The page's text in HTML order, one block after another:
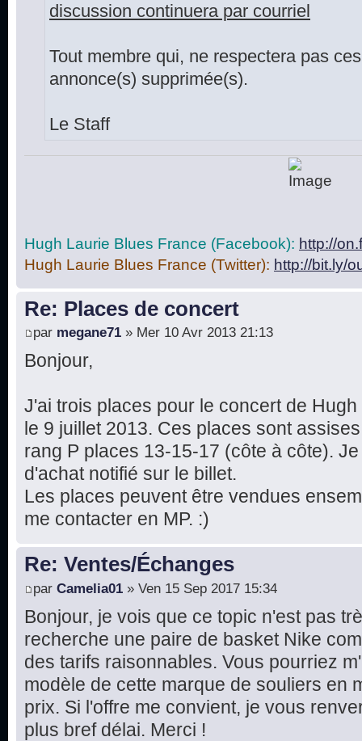
discussion continuera par courriel
Tout membre qui, ne respectera pas
annonce(s) supprimée(s).
Le Staff
Hugh Laurie Blues France (Facebook): http://
Hugh Laurie Blues France (Twitter): http://bit.ly/
Re: Places de concert
par megane71 » Mer 10 Avr 2013 21:13
Bonjour,
J'ai trois places pour le concert de
le 9 juillet 2013. Ces places sont
rang P places 13-15-17 (côte à côte).
d'achat notifié sur le billet.
Les places peuvent être vendues
me contacter en MP. :)
Re: Ventes/Échanges
par Camelia01 » Ven 15 Sep 2017 15:34
Bonjour, je vois que ce topic n'est pas
recherche une paire de basket Nike
des tarifs raisonnables. Vous pourriez
modèle de cette marque de souliers en
prix. Si l'offre me convient, je vous
plus bref délai. Merci !